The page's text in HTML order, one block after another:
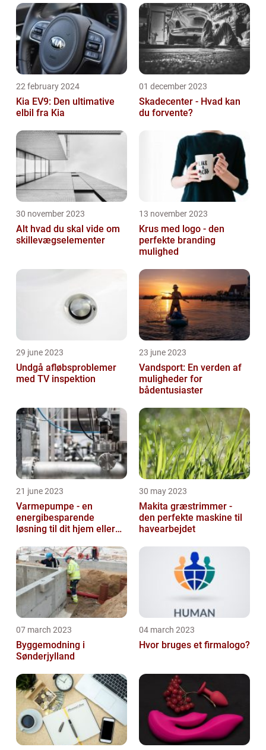
22 february 2024
Kia EV9: Den ultimative
elbil fra Kia
01 december 2023
Skadecenter - Hvad kan
du forvente?
30 november 2023
Alt hvad du skal vide om
skillevægselementer
13 november 2023
Krus med logo - den
perfekte branding
mulighed
29 june 2023
Undgå afløbsproblemer
med TV inspektion
23 june 2023
Vandsport: En verden af
muligheder for
bådentusiaster
21 june 2023
Varmepumpe - en
energibesparende
løsning til dit hjem eller
30 may 2023
Makita græstrimmer -
den perfekte maskine til
havearbejdet
07 march 2023
Byggemodning i
Sønderjylland
04 march 2023
Hvor bruges et firmalogo?